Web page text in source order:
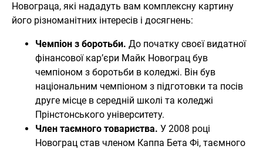
Новограца, які нададуть вам комплексну картину
його різноманітних інтересів і досягнень:
Чемпіон з боротьби. До початку своєї видатної
фінансової кар’єри Майк Новограц був
чемпіоном з боротьби в коледжі. Він був
національним чемпіоном з підготовки та посів
друге місце в середній школі та коледжі
Прінстонського університету.
Член таємного товариства. У 2008 році
Новограц став членом Каппа Бета Фі, таємного